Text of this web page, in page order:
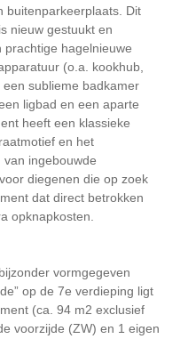
buitenparkeerplaats. Dit
nieuw gestuukt en
hagelnieuwe
(o.a. kookhub,
sublieme badkamer
ligbad en een aparte
heeft een klassieke
en het
ingebouwde
diegenen die op zoek
dat direct betrokken
opknapkosten.
vormgegeven
op de 7e verdieping ligt
(ca. 94 m2 exclusief
voorzijde (ZW) en 1 eigen